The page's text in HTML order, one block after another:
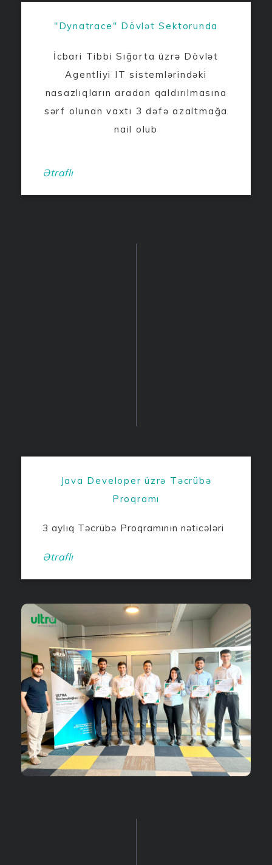
"Dynatrace" Dövlət Sektorunda
İcbari Tibbi Sığorta üzrə Dövlət
Agentliyi IT sistemlərindəki
nasazlıqların aradan qaldırılmasına
sərf olunan vaxtı 3 dəfə azaltmağa
nail olub
Ətraflı
Java Developer üzrə Təcrübə
Proqramı
3 aylıq Təcrübə Proqramının nəticələri
Ətraflı